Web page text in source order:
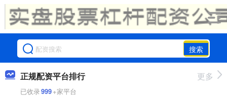
搜索
正规配资平台排行
已收录999+家平台
更多